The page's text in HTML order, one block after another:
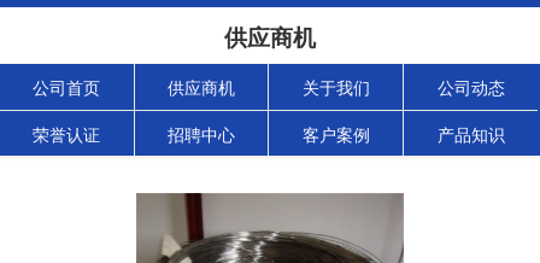
供应商机
公司首页 供应商机 关于我们 公司动态
荣誉认证 招聘中心 客户案例 产品知识